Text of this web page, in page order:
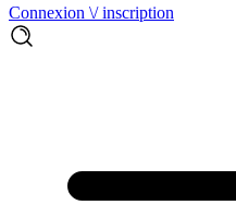
Connexion \/ inscription